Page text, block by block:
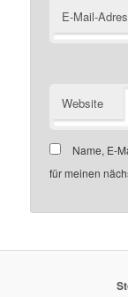
E-Mail-
Website
Name, E-
für meinen